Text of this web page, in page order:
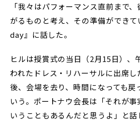
「我々はパフォーマンス直前まで
がるものと考え、その準備ができ
day』に話した。
ヒルは授賞式の当日（2月15日）、
われたドレス・リハーサルに出席
後、会場を去り、時間になっても戻
いう。ポートナウ会長は「それが事
いうこともあるんだと思うよ」と話